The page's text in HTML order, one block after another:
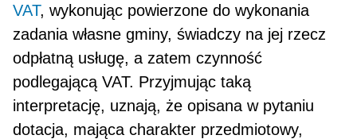
VAT, wykonując powierzone do wykonania
zadania własne gminy, świadczy na jej rzecz
odpłatną usługę, a zatem czynność
podlegającą VAT. Przyjmując taką
interpretację, uznają, że opisana w pytaniu
dotacja, mająca charakter przedmioto­wy,